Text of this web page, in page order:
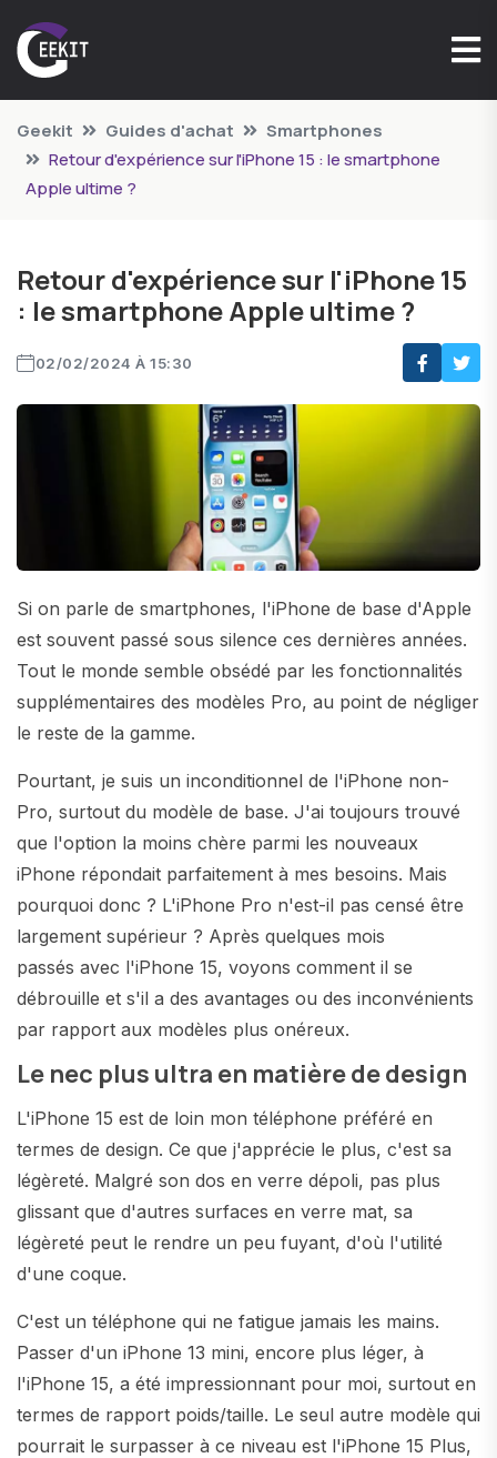
Geekit Guides d'achat
Smartphones
Retour d'expérience sur l'iPhone 15 : le smartphone
Apple ultime ?
Retour d'expérience sur l'iPhone 15
: le smartphone Apple ultime ?
02/02/2024 À 15:30
Si on parle de smartphones, l'iPhone de base d'Apple
est souvent passé sous silence ces dernières années.
Tout le monde semble obsédé par les fonctionnalités
supplémentaires des modèles Pro, au point de négliger
le reste de la gamme.
Pourtant, je suis un inconditionnel de l'iPhone non-
Pro, surtout du modèle de base. J'ai toujours trouvé
que l'option la moins chère parmi les nouveaux
iPhone répondait parfaitement à mes besoins. Mais
pourquoi donc ? L'iPhone Pro n'est-il pas censé être
largement supérieur ? Après quelques mois
passés avec l'iPhone 15, voyons comment il se
débrouille et s'il a des avantages ou des inconvénients
par rapport aux modèles plus onéreux.
Le nec plus ultra en matière de design
L'iPhone 15 est de loin mon téléphone préféré en
termes de design. Ce que j'apprécie le plus, c'est sa
légèreté. Malgré son dos en verre dépoli, pas plus
glissant que d'autres surfaces en verre mat, sa
légèreté peut le rendre un peu fuyant, d'où l'utilité
d'une coque.
C'est un téléphone qui ne fatigue jamais les mains.
Passer d'un iPhone 13 mini, encore plus léger, à
l'iPhone 15, a été impressionnant pour moi, surtout en
termes de rapport poids/taille. Le seul autre modèle qui
pourrait le surpasser à ce niveau est l'iPhone 15 Plus,